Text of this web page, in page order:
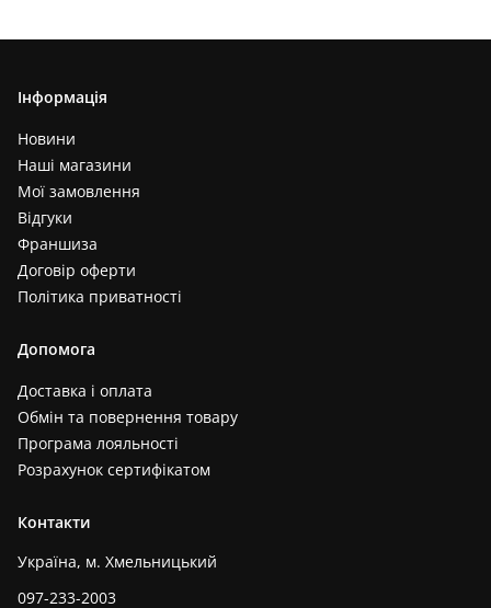
Інформація
Новини
Наші магазини
Мої замовлення
Відгуки
Франшиза
Договір оферти
Політика приватності
Допомога
Доставка і оплата
Обмін та повернення товару
Програма лояльності
Розрахунок сертифікатом
Контакти
Україна, м. Хмельницький
097-233-2003